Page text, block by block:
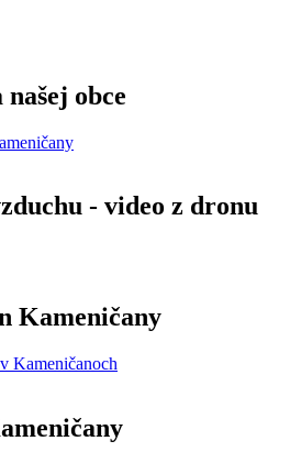
obce
- video z dronu
Kameničany
Kameničanoch